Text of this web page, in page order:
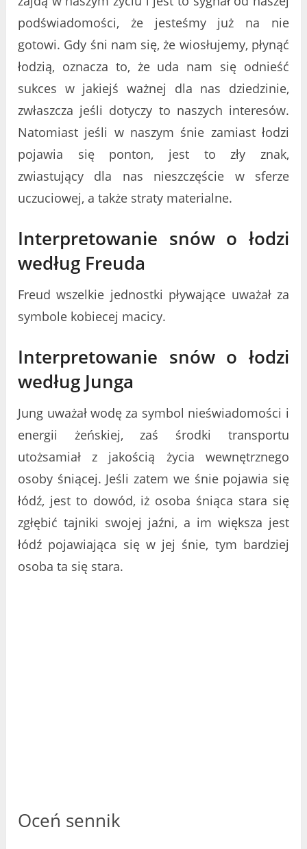
podświadomości, że jesteśmy już na nie
gotowi. Gdy śni nam się, że wiosłujemy, płynąć
łodzią, oznacza to, że uda nam się odnieść
sukces w jakiejś ważnej dla nas dziedzinie,
zwłaszcza jeśli dotyczy to naszych interesów.
Natomiast jeśli w naszym śnie zamiast łodzi
pojawia się ponton, jest to zły znak,
zwiastujący dla nas nieszczęście w sferze
uczuciowej, a także straty materialne.
Interpretowanie snów o łodzi
według Freuda
Freud wszelkie jednostki pływające uważał za
symbole kobiecej macicy.
Interpretowanie snów o łodzi
według Junga
Jung uważał wodę za symbol nieświadomości i
energii żeńskiej, zaś środki transportu
utożsamiał z jakością życia wewnętrznego
osoby śniącej. Jeśli zatem we śnie pojawia się
łódź, jest to dowód, iż osoba śniąca stara się
zgłębić tajniki swojej jaźni, a im większa jest
łódź pojawiająca się w jej śnie, tym bardziej
osoba ta się stara.
Oceń sennik